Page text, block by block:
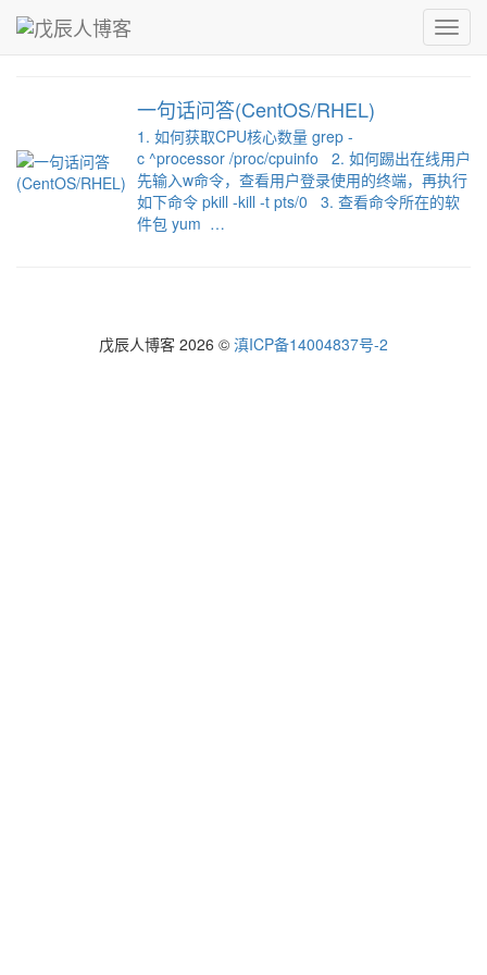
青，取之于蓝而青于蓝；冰，水为之而寒于水。
戊辰人博客 ›
一句话问答(CentOS/RHEL)
1. 如何获取CPU核心数量 grep -
c ^processor /proc/cpuinfo 2. 如何踢出在线用户
先输入w命令，查看用户登录使用的终端，再执行
如下命令 pkill -kill -t pts/0 3. 查看命令所在的软
件包 yum …
戊辰人博客 2026 © 滇ICP备14004837号-2